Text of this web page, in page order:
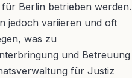
Berlin betrieben werden.
jedoch variieren und oft
was zu
und Betreuung
für Justiz